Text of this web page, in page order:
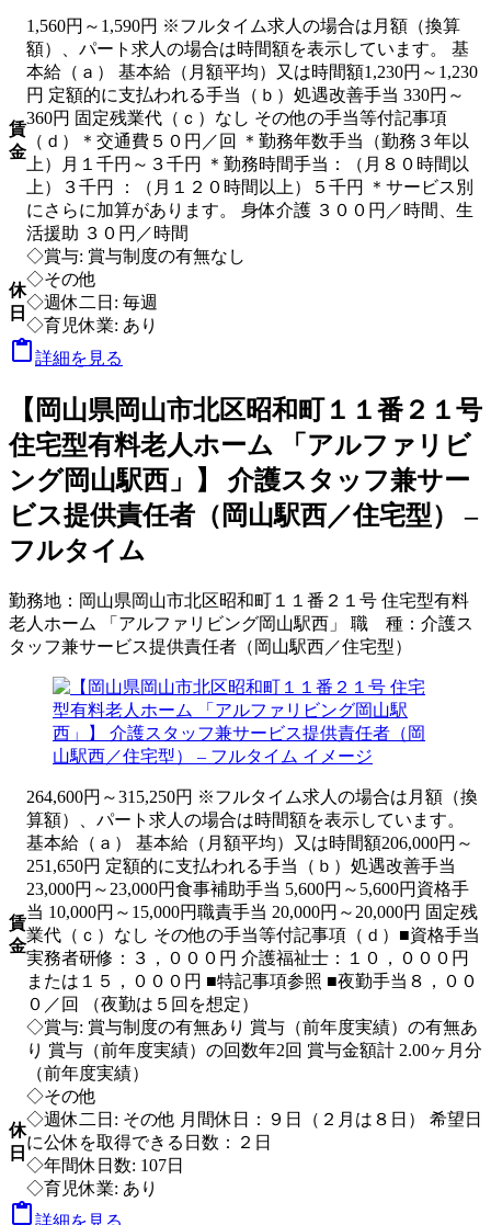
賃
金
1,560円～1,590円 ※フルタイム求人の場合は月額（換算
額）、パート求人の場合は時間額を表示しています。 基
本給（ａ） 基本給（月額平均）又は時間額1,230円～1,230
円 定額的に支払われる手当（ｂ）処遇改善手当 330円～
360円 固定残業代（ｃ）なし その他の手当等付記事項
（ｄ）＊交通費５０円／回 ＊勤務年数手当（勤務３年以
上）月１千円～３千円 ＊勤務時間手当：（月８０時間以
上）３千円 ：（月１２０時間以上）５千円 ＊サービス別
にさらに加算があります。 身体介護 ３００円／時間、生
活援助 ３０円／時間
◇賞与: 賞与制度の有無なし
休
日
◇その他
◇週休二日: 毎週
◇育児休業: あり
詳細を見る
【岡山県岡山市北区昭和町１１番２１号
住宅型有料老人ホーム 「アルファリビ
ング岡山駅西」】 介護スタッフ兼サー
ビス提供責任者（岡山駅西／住宅型） –
フルタイム
勤務地： 岡山県岡山市北区昭和町１１番２１号 住宅型有料
老人ホーム 「アルファリビング岡山駅西」 職 種： 介護ス
タッフ兼サービス提供責任者（岡山駅西／住宅型）
賃
金
264,600円～315,250円 ※フルタイム求人の場合は月額（換
算額）、パート求人の場合は時間額を表示しています。
基本給（ａ） 基本給（月額平均）又は時間額206,000円～
251,650円 定額的に支払われる手当（ｂ）処遇改善手当
23,000円～23,000円食事補助手当 5,600円～5,600円資格手
当 10,000円～15,000円職責手当 20,000円～20,000円 固定残
業代（ｃ）なし その他の手当等付記事項（ｄ）■資格手当
実務者研修：３，０００円 介護福祉士：１０，０００円
または１５，０００円 ■特記事項参照 ■夜勤手当８，００
０／回 （夜勤は５回を想定）
◇賞与: 賞与制度の有無あり 賞与（前年度実績）の有無あ
り 賞与（前年度実績）の回数年2回 賞与金額計 2.00ヶ月分
（前年度実績）
休
日
◇その他
◇週休二日: その他 月間休日：９日（２月は８日） 希望日
に公休を取得できる日数：２日
◇年間休日数: 107日
◇育児休業: あり
詳細を見る